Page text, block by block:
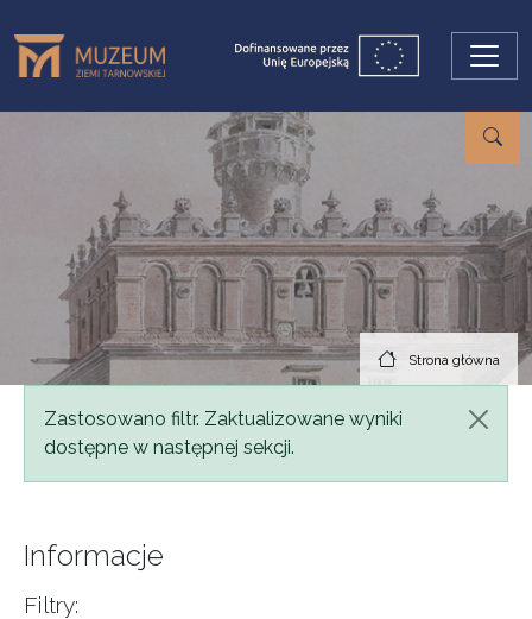
Strona główna
Komunikat
Zastosowano filtr. Zaktualizowane wyniki
dostępne w następnej sekcji.
Informacje
Filtry: